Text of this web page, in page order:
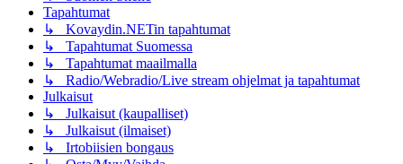
Tapahtumat
↳ Kovaydin.NETin tapahtumat
↳ Tapahtumat Suomessa
↳ Tapahtumat maailmalla
↳ Radio/Webradio/Live stream ohjelmat ja tapahtumat
Julkaisut
↳ Julkaisut (kaupalliset)
↳ Julkaisut (ilmaiset)
↳ Irtobiisien bongaus